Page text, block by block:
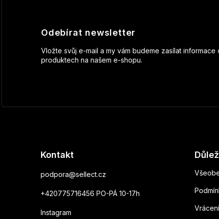
Odebírat newsletter
Vložte svůj e-mail a my vám budeme zasílat informace
produktech na našem e-shopu.
Kontakt
podpora@sellect.cz
+420775716456 PO-PÁ 10-17h
Instagram